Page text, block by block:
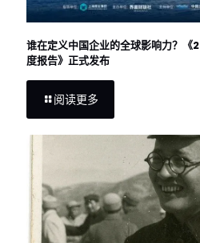
谁在定义中国企业的全球影响力？
度报告》正式发布
阅读更多